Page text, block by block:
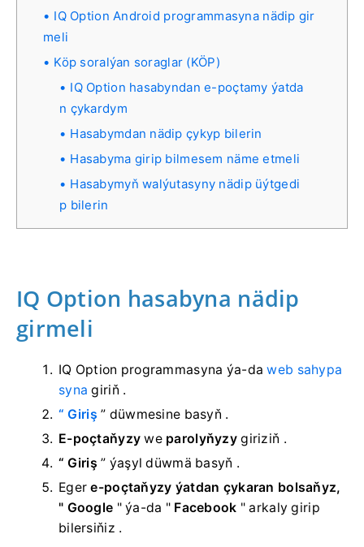
IQ Option Android programmasyna nädip gir
meli
Köp soralýan soraglar (KÖP)
IQ Option hasabyndan e-poçtamy ýatda
n çykardym
Hasabymdan nädip çykyp bilerin
Hasabyma girip bilmesem näme etmeli
Hasabymyň walýutasyny nädip üýtgedi
p bilerin
IQ Option hasabyna nädip
girmeli
IQ Option programmasyna ýa-daweb sahypa
syna giriň .
“ Giriş ” düwmesine basyň .
E-poçtaňyzy we parolyňyzy giriziň .
“ Giriş ” ýaşyl düwmä basyň .
Egere-poçtaňyzy ýatdan çykaran bolsaňyz,
" Google " ýa-da " Facebook " arkaly girip
bilersiňiz .